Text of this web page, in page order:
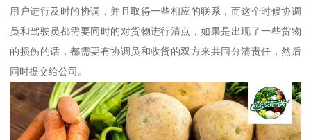
用户进行及时的协调，并且取得一些相应的联系，而这个时候协调
员和驾驶员都需要同时的对货物进行清点，如果是出现了一些货物
的损伤的话，都需要有协调员和收货的双方来共同分清责任，然后
同时提交给公司。